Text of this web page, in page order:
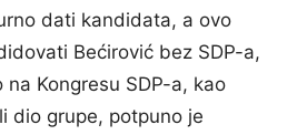
dati kandidata, a ovo
Bećirović bez SDP-a,
Kongresu SDP-a, kao
dio grupe, potpuno je